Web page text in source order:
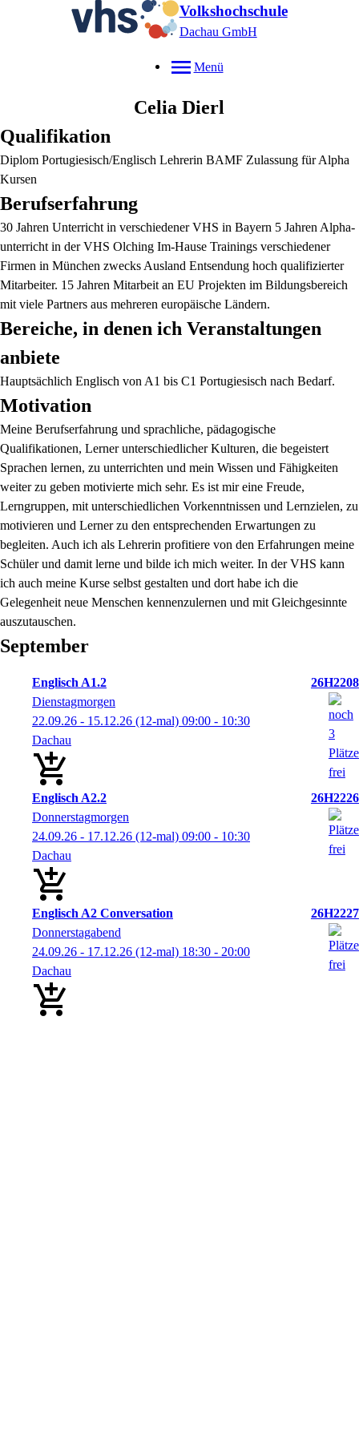
Volkshochschule
Dachau GmbH
Menü
CeliaDierl
Qualifikation
Diplom Portugiesisch/Englisch Lehrerin BAMF Zulassung für Alpha
Kursen
Berufserfahrung
30 Jahren Unterricht in verschiedener VHS in Bayern 5 Jahren Alpha-
unterricht in der VHS Olching Im-Hause Trainings verschiedener
Firmen in München zwecks Ausland Entsendung hoch qualifizierter
Mitarbeiter. 15 Jahren Mitarbeit an EU Projekten im Bildungsbereich
mit viele Partners aus mehreren europäische Ländern.
Bereiche, in denen ich Veranstaltungen
anbiete
Hauptsächlich Englisch von A1 bis C1 Portugiesisch nach Bedarf.
Motivation
Meine Berufserfahrung und sprachliche, pädagogische
Qualifikationen, Lerner unterschiedlicher Kulturen, die begeistert
Sprachen lernen, zu unterrichten und mein Wissen und Fähigkeiten
weiter zu geben motivierte mich sehr. Es ist mir eine Freude,
Lerngruppen, mit unterschiedlichen Vorkenntnissen und Lernzielen, zu
motivieren und Lerner zu den entsprechenden Erwartungen zu
begleiten. Auch ich als Lehrerin profitiere von den Erfahrungen meine
Schüler und damit lerne und bilde ich mich weiter. In der VHS kann
ich auch meine Kurse selbst gestalten und dort habe ich die
Gelegenheit neue Menschen kennenzulernen und mit Gleichgesinnte
auszutauschen.
September
Englisch A1.2
26H2208
Dienstagmorgen
22.09.26 - 15.12.26 (12-mal) 09:00 - 10:30
Dachau
Englisch A2.2
26H2226
Donnerstagmorgen
24.09.26 - 17.12.26 (12-mal) 09:00 - 10:30
Dachau
Englisch A2 Conversation
26H2227
Donnerstagabend
24.09.26 - 17.12.26 (12-mal) 18:30 - 20:00
Dachau